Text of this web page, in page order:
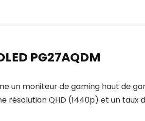
PG27AQDM
un moniteur de gaming haut
résolution QHD (1440p) et un